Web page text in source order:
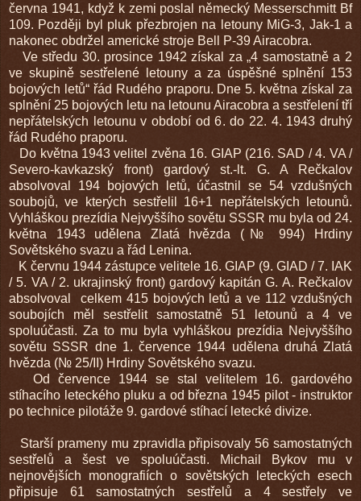
června 1941, když k zemi poslal německý Messerschmitt Bf
109. Později byl pluk přezbrojen na letouny MiG-3, Jak-1 a
nakonec obdržel americké stroje Bell P-39 Airacobra.
Ve středu 30. prosince 1942 získal za „4 samostatně a 2
ve skupině sestřelené letouny a za úspěšné splnění 153
bojových letů“ řád Rudého praporu. Dne 5. května získal za
splnění 25 bojových letu na letounu Airacobra a sestřelení tří
nepřátelských letounu v období od 6. do 22. 4. 1943 druhý
řád Rudého praporu.
Do května 1943 velitel zvěna 16. GIAP (216. SAD / 4. VA /
Severo-kavkazský front) gardový st.-lt. G. A Rečkalov
absolvoval 194 bojových letů, účastnil se 54 vzdušných
soubojů, ve kterých sestřelil 16+1 nepřátelských letounů.
Vyhláškou prezídia Nejvyššího sovětu SSSR mu byla od 24.
května 1943 udělena Zlatá hvězda (№ 994) Hrdiny
Sovětského svazu a řád Lenina.
K červnu 1944 zástupce velitele 16. GIAP (9. GIAD / 7. IAK
/ 5. VA / 2. ukrajinský front) gardový kapitán G. A. Rečkalov
absolvoval celkem 415 bojových letů a ve 112 vzdušných
soubojích měl sestřelit samostatně 51 letounů a 4 ve
spoluúčasti. Za to mu byla vyhláškou prezídia Nejvyššího
sovětu SSSR dne 1. července 1944 udělena druhá Zlatá
hvězda (№ 25/II) Hrdiny Sovětského svazu.
Od července 1944 se stal velitelem 16. gardového
stíhacího leteckého pluku a od března 1945 pilot - instruktor
po technice pilotáže 9. gardové stíhací letecké divize.
Starší prameny mu zpravidla připisovaly 56 samostatných
sestřelů a šest ve spoluúčasti. Michail Bykov mu v
nejnovějších monografiích o sovětských leteckých esech
připisuje 61 samostatných sestřelů a 4 sestřely ve